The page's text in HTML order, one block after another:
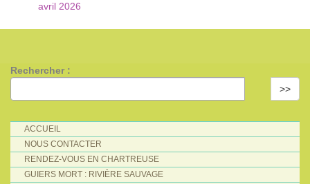
avril 2026
Rechercher :
>>
ACCUEIL
NOUS CONTACTER
RENDEZ-VOUS EN CHARTREUSE
GUIERS MORT : RIVIÈRE SAUVAGE